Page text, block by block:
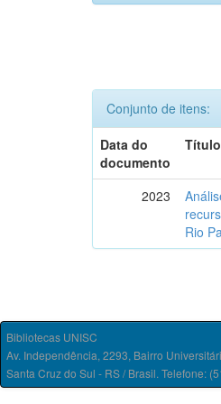
Conjunto de itens:
Data do
documento
Título
2023
Rio
Bibliotecas UNISC
Av. Independência, 2293, Bairro
Santa Cruz do Sul - RS / Brasil. Telefone: